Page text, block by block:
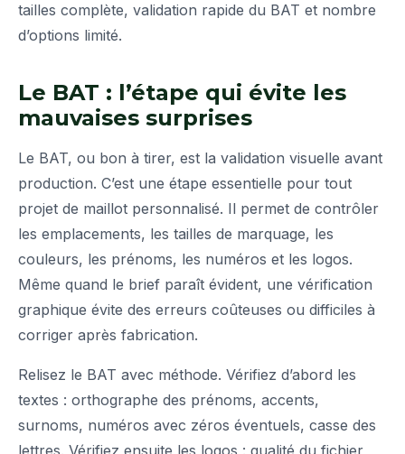
tailles complète, validation rapide du BAT et nombre
d’options limité.
Le BAT : l’étape qui évite les
mauvaises surprises
Le BAT, ou bon à tirer, est la validation visuelle avant
production. C’est une étape essentielle pour tout
projet de maillot personnalisé. Il permet de contrôler
les emplacements, les tailles de marquage, les
couleurs, les prénoms, les numéros et les logos.
Même quand le brief paraît évident, une vérification
graphique évite des erreurs coûteuses ou difficiles à
corriger après fabrication.
Relisez le BAT avec méthode. Vérifiez d’abord les
textes : orthographe des prénoms, accents,
surnoms, numéros avec zéros éventuels, casse des